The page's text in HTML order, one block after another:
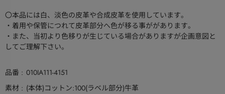
〇本品には白、淡色の皮革や合成皮革を使用しています。
・着用や保管につれて皮革部分へ色が移る事ががあります。
・また、当初より色移りが生じている場合がありますが企画意図と
してご理解下さい。
品番
010IA111-4151
素材
(本体)コットン:100(ラベル部分)牛革